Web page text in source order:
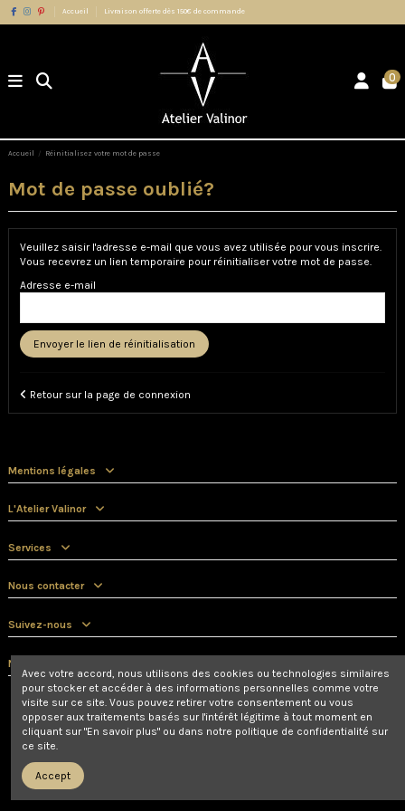
Accueil Livraison offerte dès 150€ de commande
0
Accueil Réinitialisez votre mot de passe
Mot de passe oublié?
Veuillez saisir l'adresse e-mail que vous avez utilisée pour vous inscrire.
Vous recevrez un lien temporaire pour réinitialiser votre mot de passe.
Adresse e-mail
Envoyer le lien de réinitialisation
Retour sur la page de connexion
Mentions légales
L'Atelier Valinor
Services
Nous contacter
Suivez-nous
Newsletter
Avec votre accord, nous utilisons des cookies ou technologies similaires
pour stocker et accéder à des informations personnelles comme votre
visite sur ce site. Vous pouvez retirer votre consentement ou vous
opposer aux traitements basés sur l'intérêt légitime à tout moment en
cliquant sur "En savoir plus" ou dans notre politique de confidentialité sur
ce site.
Accept